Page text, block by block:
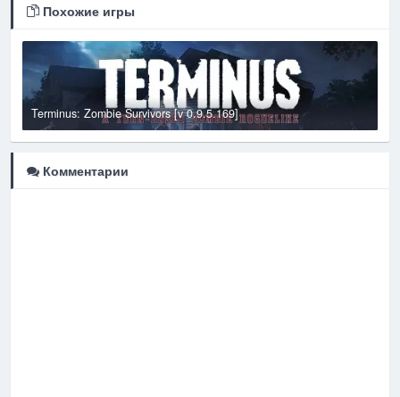
Похожие игры
Terminus: Zombie Survivors [v 0.9.5.169]
Комментарии